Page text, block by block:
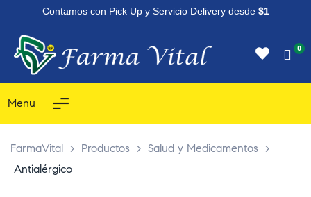
Contamos con Pick Up y Servicio Delivery desde $1
0
Menu
FarmaVital > Productos > Salud y Medicamentos >
Antialérgico